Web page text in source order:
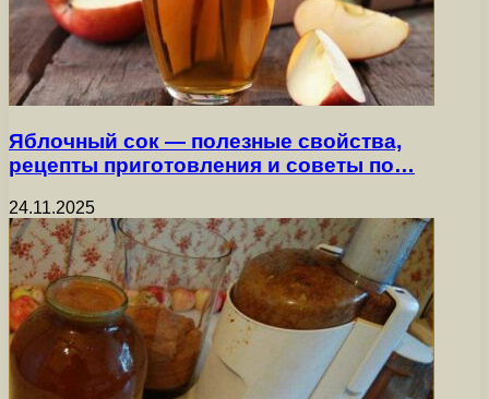
Яблочный сок — полезные свойства,
рецепты приготовления и советы по…
24.11.2025